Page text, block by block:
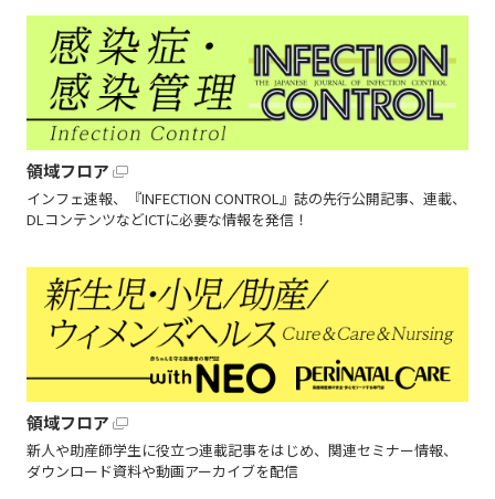
領域フロア
インフェ速報、『INFECTION CONTROL』誌の先行公開記事、連載、
DLコンテンツなどICTに必要な情報を発信！
領域フロア
新人や助産師学生に役立つ連載記事をはじめ、関連セミナー情報、
ダウンロード資料や動画アーカイブを配信